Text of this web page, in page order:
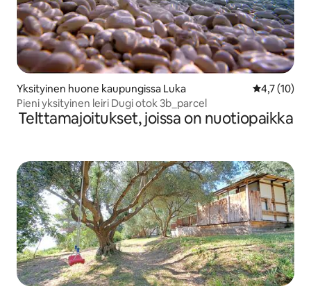
Yksityinen huone kaupungissa Luka
4,7 (10)
Pieni yksityinen leiri Dugi otok 3b_parcel
Telttamajoitukset, joissa on nuotiopaikka